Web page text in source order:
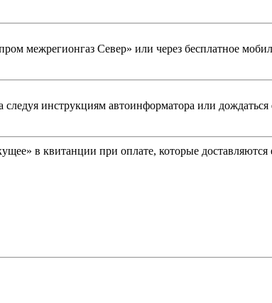
межрегионгаз Север» или через бесплатное
инструкциям автоинформатора или
в квитанции при оплате, которые